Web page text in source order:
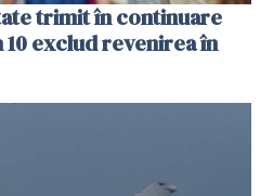
trimit în continuare
10 exclud revenirea în